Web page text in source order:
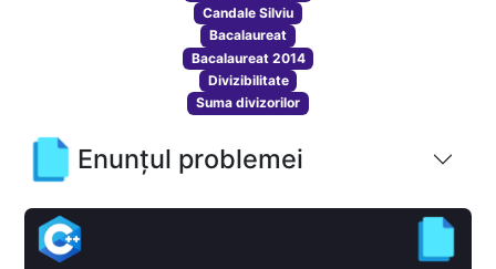
Candale Silviu
Bacalaureat
Bacalaureat 2014
Divizibilitate
Suma divizorilor
Enunțul problemei